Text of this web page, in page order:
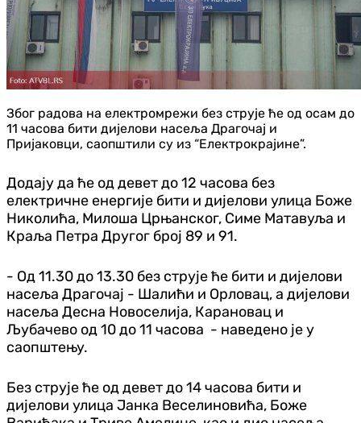
Због радова на електромрежи без струје ће од осам до
11 часова бити дијелови насеља Драгочај и
Пријаковци, саопштили су из “Електрокрајине”.
Додају да ће од девет до 12 часова без
електричне енергије бити и дијелови улица Боже
Николића, Милоша Црњанског, Симе Матавуља и
Краља Петра Другог број 89 и 91.
- Од 11.30 до 13.30 без струје ће бити и дијелови
насеља Драгочај - Шалићи и Орловац, а дијелови
насеља Десна Новоселија, Карановац и
Љубачево од 10 до 11 часова - наведено је у
саопштењу.
Без струје ће од девет до 14 часова бити и
дијелови улица Јанка Веселиновића, Боже